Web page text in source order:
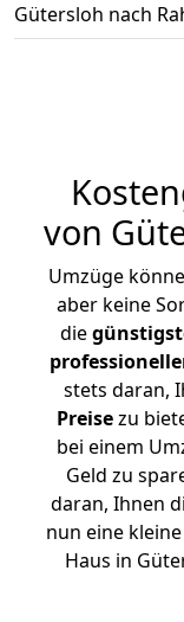
Gütersloh nach
von
Umzüge
aber keine
die
stets daran,
Preisezu
bei einem
Geld zu
daran, Ihnen
nun eine
Haus in